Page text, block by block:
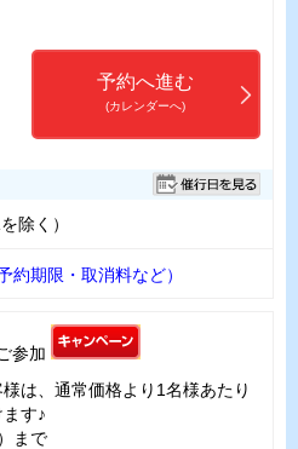
予約へ進む
(カレンダーへ)
除く）
約期限・取消料など）
参加
は、通常価格より1名様あたり
す♪
まで